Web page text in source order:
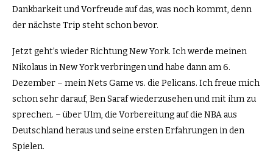
Dankbarkeit und Vorfreude auf das, was noch kommt, denn
der nächste Trip steht schon bevor.
Jetzt geht’s wieder Richtung New York. Ich werde meinen
Nikolaus in New York verbringen und habe dann am 6.
Dezember – mein Nets Game vs. die Pelicans. Ich freue mich
schon sehr darauf, Ben Saraf wiederzusehen und mit ihm zu
sprechen. – über Ulm, die Vorbereitung auf die NBA aus
Deutschland heraus und seine ersten Erfahrungen in den
Spielen.